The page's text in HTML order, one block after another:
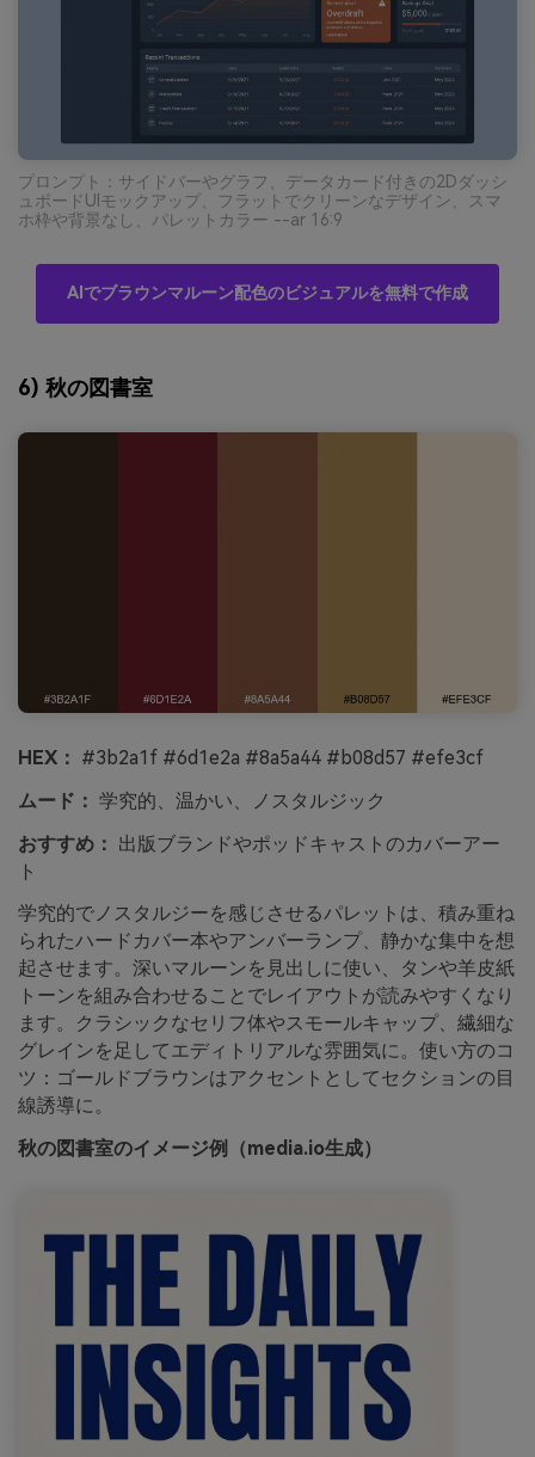
プロンプト：サイドバーやグラフ、データカード付きの2Dダッシ
ュボードUIモックアップ、フラットでクリーンなデザイン、スマ
ホ枠や背景なし、パレットカラー --ar 16:9
AIでブラウンマルーン配色のビジュアルを無料で作成
6) 秋の図書室
HEX： #3b2a1f #6d1e2a #8a5a44 #b08d57 #efe3cf
ムード： 学究的、温かい、ノスタルジック
おすすめ： 出版ブランドやポッドキャストのカバーアー
ト
学究的でノスタルジーを感じさせるパレットは、積み重ね
られたハードカバー本やアンバーランプ、静かな集中を想
起させます。深いマルーンを見出しに使い、タンや羊皮紙
トーンを組み合わせることでレイアウトが読みやすくなり
ます。クラシックなセリフ体やスモールキャップ、繊細な
グレインを足してエディトリアルな雰囲気に。使い方のコ
ツ：ゴールドブラウンはアクセントとしてセクションの目
線誘導に。
秋の図書室のイメージ例（media.io生成）